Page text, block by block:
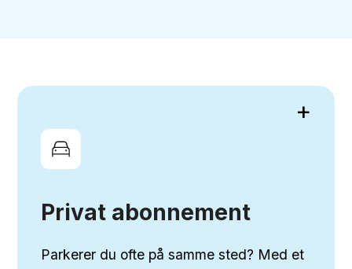
+
Privat abonnement
Parkerer du ofte på samme sted? Med et